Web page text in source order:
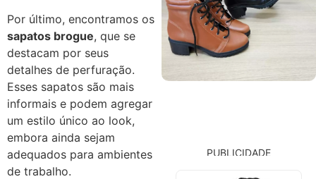
Por último, encontramos os
sapatos brogue, que se
destacam por seus
detalhes de perfuração.
Esses sapatos são mais
informais e podem agregar
um estilo único ao look,
embora ainda sejam
adequados para ambientes
de trabalho.
PUBLICIDADE